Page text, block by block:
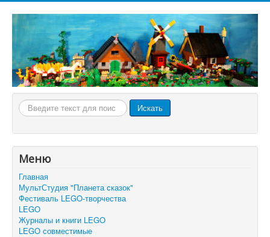
Искать... Искать
Меню
Главная
МультСтудия "Планета сказок"
Фестиваль LEGO-творчества
LEGO
Журналы и книги LEGO
LEGO совместимые